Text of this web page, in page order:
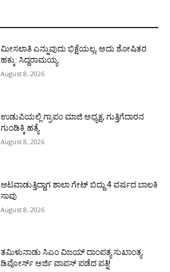
ಮೀಸಲಾತಿ ಎನ್ನುವುದು ಭಿಕ್ಷೆಯಲ್ಲ, ಅದು ಶೋಷಿತರ
ಹಕ್ಕು: ಸಿದ್ದರಾಮಯ್ಯ
August 8, 2026
ಉಡುಪಿಯಲ್ಲಿ ಗ್ರಾಪಂ ಮಾಜಿ ಅಧ್ಯಕ್ಷ, ಗುತ್ತಿಗೆದಾರನ
ಗುಂಡಿಕ್ಕಿ ಹತ್ಯೆ
August 8, 2026
ಆಟವಾಡುತ್ತಿದ್ದಾಗ ಶಾಲಾ ಗೇಟ್‌ ಬಿದ್ದು 4 ವರ್ಷದ ಬಾಲಕಿ
ಸಾವು
August 8, 2026
ತಮಿಳುನಾಡು ಸಿಎಂ ವಿಜಯ್‌ ದಾಂಪತ್ಯ ಸುಖಾಂತ್ಯ:
ಡಿವೋರ್ಸ್‌ ಅರ್ಜಿ ವಾಪಸ್‌ ಪಡೆದ ಪತ್ನಿ!